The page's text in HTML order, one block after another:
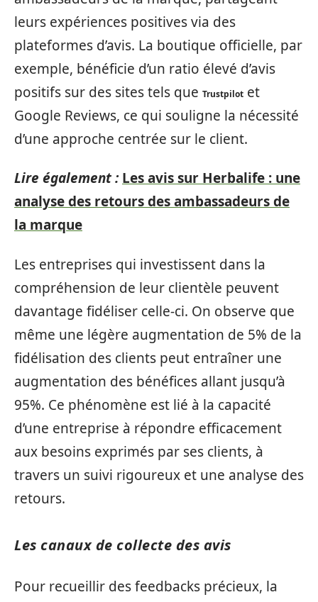
leurs expériences positives via des
plateformes d’avis. La boutique officielle, par
exemple, bénéficie d’un ratio élevé d’avis
positifs sur des sites tels que Trustpilot et
Google Reviews, ce qui souligne la nécessité
d’une approche centrée sur le client.
Lire également : Les avis sur Herbalife : une
analyse des retours des ambassadeurs de
la marque
Les entreprises qui investissent dans la
compréhension de leur clientèle peuvent
davantage fidéliser celle-ci. On observe que
même une légère augmentation de 5% de la
fidélisation des clients peut entraîner une
augmentation des bénéfices allant jusqu’à
95%. Ce phénomène est lié à la capacité
d’une entreprise à répondre efficacement
aux besoins exprimés par ses clients, à
travers un suivi rigoureux et une analyse des
retours.
Les canaux de collecte des avis
Pour recueillir des feedbacks précieux, la